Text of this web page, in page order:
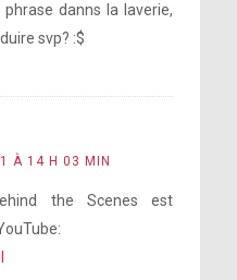
danns la laverie,
svp? :$
À 14 H 03 MIN
the Scenes est